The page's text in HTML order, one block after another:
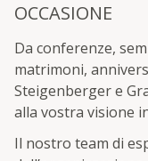
OCCASIONE
Da conferenze,
matrimoni,
Steigenberger e
alla vostra visione
Il nostro team di